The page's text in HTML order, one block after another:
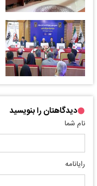
دیدگاهتان را بنویسید
نام شما
رایانامه